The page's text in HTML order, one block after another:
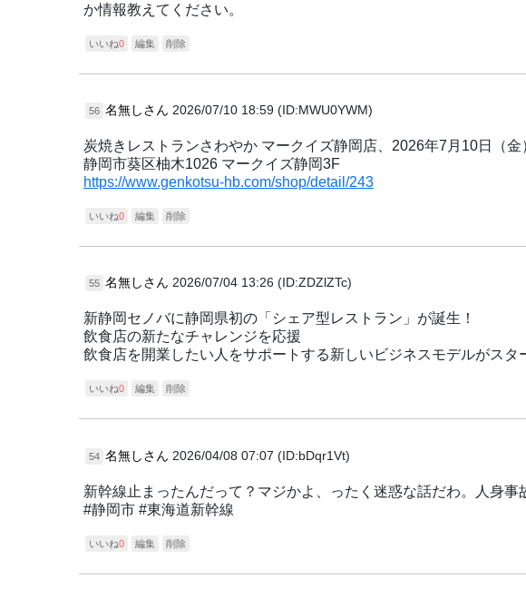
か情報教えてください。
いいね0 編集 削除
56 名無しさん 2026/07/10 18:59 (ID:MWU0YWM)
炭焼きレストランさわやか マークイズ静岡店、2026年7月10日（金
静岡市葵区柚木1026 マークイズ静岡3F
https://www.genkotsu-hb.com/shop/detail/243
いいね0 編集 削除
55 名無しさん 2026/07/04 13:26 (ID:ZDZlZTc)
新静岡セノバに静岡県初の「シェア型レストラン」が誕生！
飲食店の新たなチャレンジを応援
飲食店を開業したい人をサポートする新しいビジネスモデルがスタ
いいね0 編集 削除
54 名無しさん 2026/04/08 07:07 (ID:bDqr1Vt)
新幹線止まったんだって？マジかよ、ったく迷惑な話だわ。人身事
#静岡市 #東海道新幹線
いいね0 編集 削除